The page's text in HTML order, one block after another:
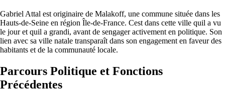
Gabriel Attal est originaire de Malakoff, une commune située dans les
Hauts-de-Seine en région Île-de-France. Cest dans cette ville quil a vu
le jour et quil a grandi, avant de sengager activement en politique. Son
lien avec sa ville natale transparaît dans son engagement en faveur des
habitants et de la communauté locale.
Parcours Politique et Fonctions
Précédentes